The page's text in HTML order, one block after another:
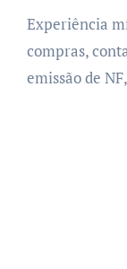
Experiência
compras,
emissão de